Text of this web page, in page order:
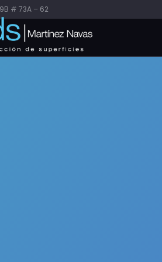
# 73A – 62